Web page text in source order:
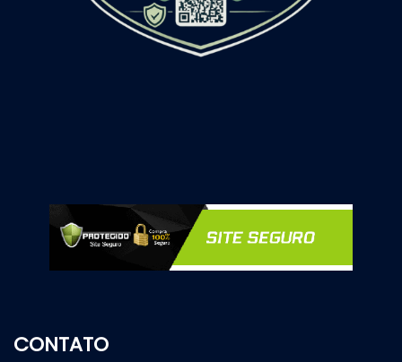
CONTATO